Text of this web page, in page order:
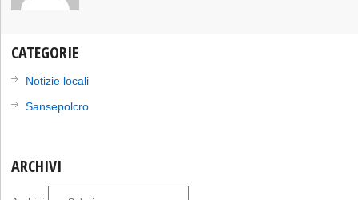
CATEGORIE
Notizie locali
Sansepolcro
ARCHIVI